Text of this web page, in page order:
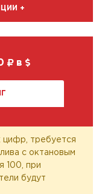
+
в
требуется
с октановым
100, при
будут